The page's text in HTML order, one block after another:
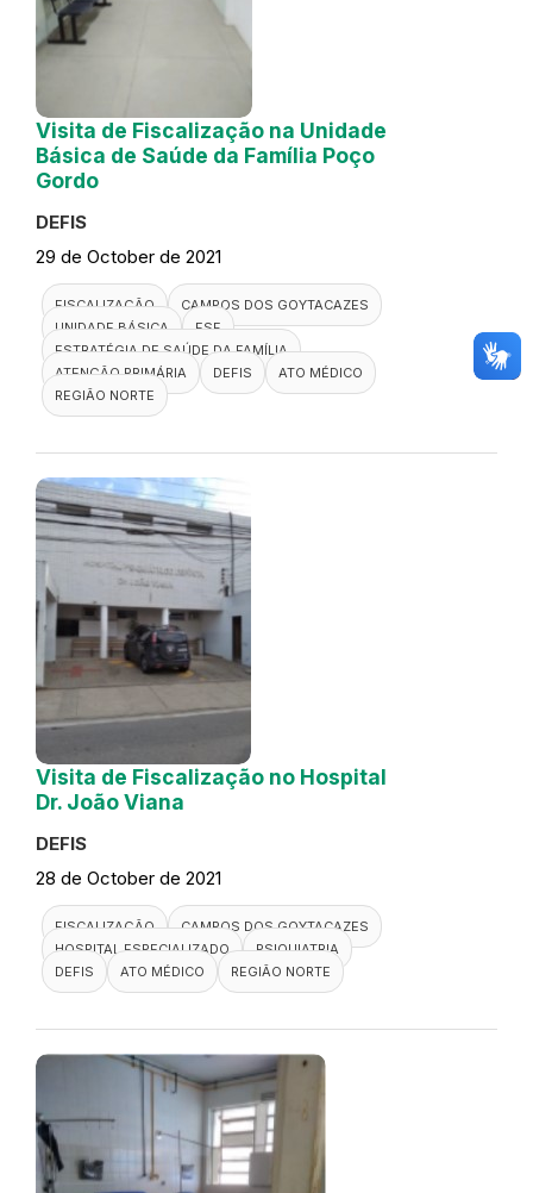
Visita de Fiscalização na Unidade
Básica de Saúde da Família Poço
Gordo
DEFIS
29 de October de 2021
FISCALIZAÇÃO
CAMPOS DOS GOYTACAZES
UNIDADE BÁSICA
ESF
ESTRATÉGIA DE SAÚDE DA FAMÍLIA
ATENÇÃO PRIMÁRIA
DEFIS
ATO MÉDICO
REGIÃO NORTE
Visita de Fiscalização no Hospital
Dr. João Viana
DEFIS
28 de October de 2021
FISCALIZAÇÃO
CAMPOS DOS GOYTACAZES
HOSPITAL ESPECIALIZADO
PSIQUIATRIA
DEFIS
ATO MÉDICO REGIÃO NORTE